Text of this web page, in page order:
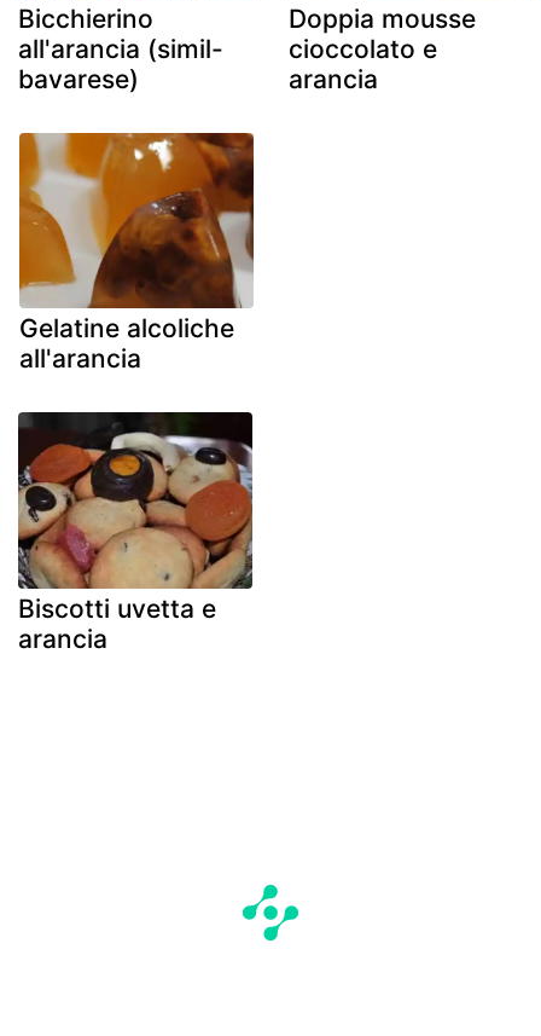
Bicchierino
all'arancia (simil-
bavarese)
Doppia mousse
cioccolato e
arancia
Gelatine alcoliche
all'arancia
Biscotti uvetta e
arancia